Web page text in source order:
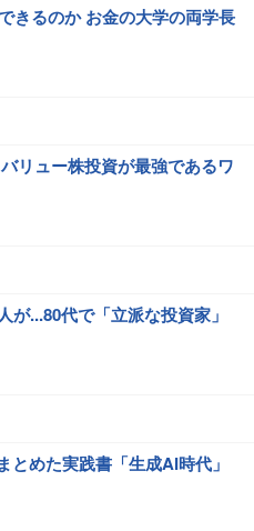
きるのか お金の大学の両学長
リュー株投資が最強であるワ
が...80代で「立派な投資家」
とめた実践書「生成AI時代」